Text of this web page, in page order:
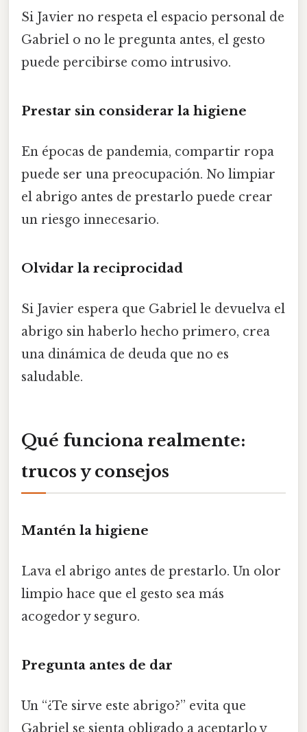
Si Javier no respeta el espacio personal de
Gabriel o no le pregunta antes, el gesto
puede percibirse como intrusivo.
Prestar sin considerar la higiene
En épocas de pandemia, compartir ropa
puede ser una preocupación. No limpiar
el abrigo antes de prestarlo puede crear
un riesgo innecesario.
Olvidar la reciprocidad
Si Javier espera que Gabriel le devuelva el
abrigo sin haberlo hecho primero, crea
una dinámica de deuda que no es
saludable.
Qué funciona realmente:
trucos y consejos
Mantén la higiene
Lava el abrigo antes de prestarlo. Un olor
limpio hace que el gesto sea más
acogedor y seguro.
Pregunta antes de dar
Un “¿Te sirve este abrigo?” evita que
Gabriel se sienta obligado a aceptarlo y